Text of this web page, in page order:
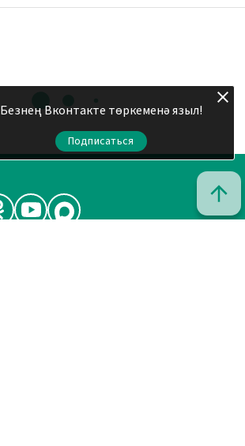
Безнең Вконтакте төркеменә языл!
Подписаться